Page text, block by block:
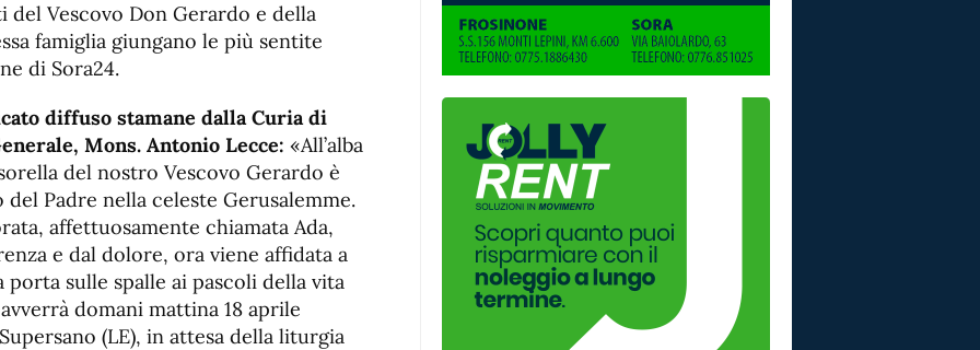
Vescovo Don Gerardo e della
famiglia giungano le più sentite
di Sora24.
diffuso stamane dalla Curia di
Mons. Antonio Lecce: «All’alba
del nostro Vescovo Gerardo è
del Padre nella celeste Gerusalemme.
affettuosamente chiamata Ada,
e dal dolore, ora viene affidata a
sulle spalle ai pascoli della vita
domani mattina 18 aprile
(LE), in attesa della liturgia